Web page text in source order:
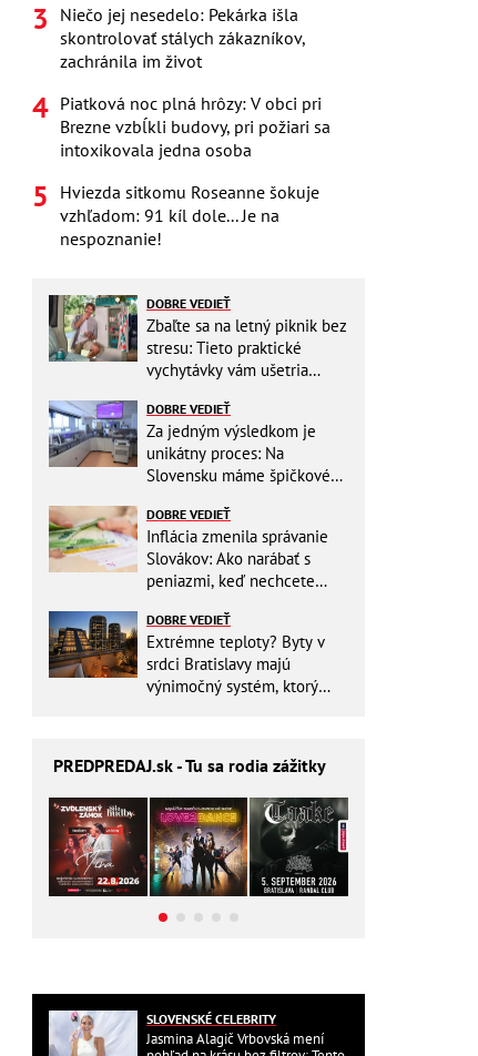
Niečo jej nesedelo: Pekárka išla
skontrolovať stálych zákazníkov,
zachránila im život
Piatková noc plná hrôzy: V obci pri
Brezne vzbĺkli budovy, pri požiari sa
intoxikovala jedna osoba
Hviezda sitkomu Roseanne šokuje
vzhľadom: 91 kíl dole... Je na
nespoznanie!
DOBRE VEDIEŤ
Zbaľte sa na letný piknik bez
stresu: Tieto praktické
vychytávky vám ušetria
DOBRE VEDIEŤ
Za jedným výsledkom je
unikátny proces: Na
Slovensku máme špičkové
DOBRE VEDIEŤ
Inflácia zmenila správanie
Slovákov: Ako narábať s
peniazmi, keď nechcete
DOBRE VEDIEŤ
Extrémne teploty? Byty v
srdci Bratislavy majú
výnimočný systém, ktorý
PREDPREDAJ.sk - Tu sa rodia zážitky
SLOVENSKÉ CELEBRITY
Jasmina Alagič Vrbovská mení